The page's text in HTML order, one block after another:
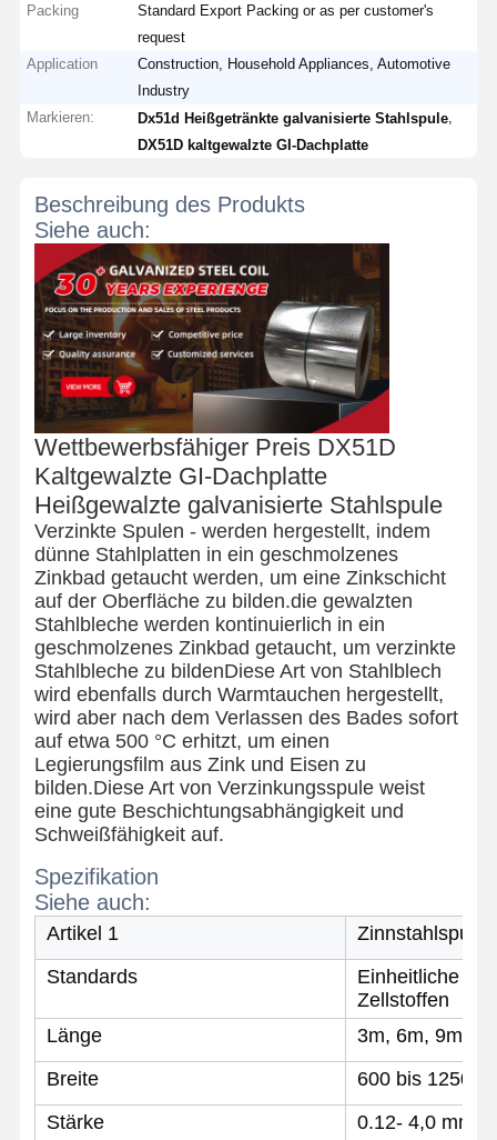
Startseite Fabrik Tour
Packing
Standard Export Packing or as per customer's
request
Application
Construction, Household Appliances, Automotive
Industry
Markieren:
Dx51d Heißgetränkte galvanisierte Stahlspule
DX51D kaltgewalzte GI-Dachplatte
Beschreibung des Produkts
Siehe auch:
Wettbewerbsfähiger Preis DX51D
Kaltgewalzte GI-Dachplatte
Heißgewalzte galvanisierte Stahlspule
Verzinkte Spulen - werden hergestellt, indem
dünne Stahlplatten in ein geschmolzenes
Zinkbad getaucht werden, um eine Zinkschicht
auf der Oberfläche zu bilden.die gewalzten
Stahlbleche werden kontinuierlich in ein
geschmolzenes Zinkbad getaucht, um verzinkte
Stahlbleche zu bildenDiese Art von Stahlblech
wird ebenfalls durch Warmtauchen hergestellt,
wird aber nach dem Verlassen des Bades sofort
auf etwa 500 °C erhitzt, um einen
Legierungsfilm aus Zink und Eisen zu
bilden.Diese Art von Verzinkungsspule weist
eine gute Beschichtungsabhängigkeit und
Schweißfähigkeit auf.
Spezifikation
Siehe auch:
Artikel 1
Zinnstahlspule
Standards
Einheitliche
Zellstoffen
Länge
3m, 6m, 9m
Breite
600 bis 1250
Stärke
0.12- 4,0 mm